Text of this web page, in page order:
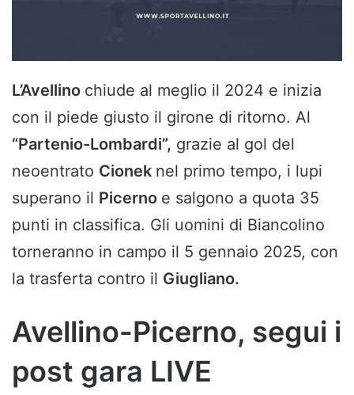
L’Avellino chiude al meglio il 2024 e inizia
con il piede giusto il girone di ritorno. Al
“Partenio-Lombardi”, grazie al gol del
neoentrato Cionek nel primo tempo, i lupi
superano il Picerno e salgono a quota 35
punti in classifica. Gli uomini di Biancolino
torneranno in campo il 5 gennaio 2025, con
la trasferta contro il Giugliano.
Avellino-Picerno, segui i
post gara LIVE